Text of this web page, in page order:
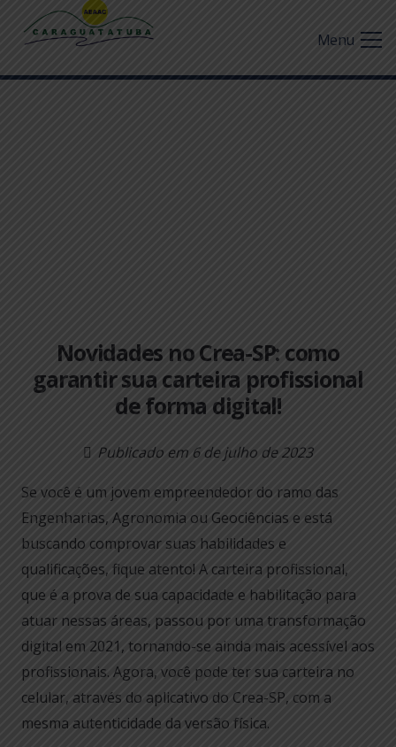
Menu
Novidades no Crea-SP: como
garantir sua carteira profissional
de forma digital!
Publicado em 6 de julho de 2023
Se você é um jovem empreendedor do ramo das
Engenharias, Agronomia ou Geociências e está
buscando comprovar suas habilidades e
qualificações, fique atento! A carteira profissional,
que é a prova de sua capacidade e habilitação para
atuar nessas áreas, passou por uma transformação
digital em 2021, tornando-se ainda mais acessível aos
profissionais. Agora, você pode ter sua carteira no
celular, através do aplicativo do Crea-SP, com a
mesma autenticidade da versão física.